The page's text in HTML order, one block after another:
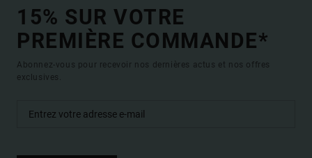
15% SUR VOTRE
PREMIÈRE COMMANDE*
Abonnez-vous pour recevoir nos dernières actus et nos offres
exclusives.